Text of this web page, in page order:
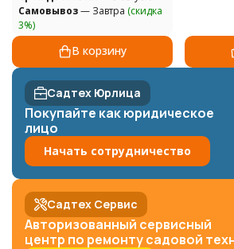
Самовывоз— Завтра (скидка
3%)
В корзину
Садтех Юрлица
Покупайте как юридическое
лицо
Начать сотрудничество
Садтех Сервис
Авторизованный сервисный
центр по ремонту садовой